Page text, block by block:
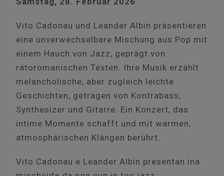
Vito Cadonau und Leander Albin präsentieren
eine unverwechselbare Mischung aus Pop mit
einem Hauch von Jazz, geprägt von
rätoromanischen Texten. Ihre Musik erzählt
melancholische, aber zugleich leichte
Geschichten, getragen von Kontrabass,
Synthesizer und Gitarre. Ein Konzert, das
intime Momente schafft und mit warmen,
atmosphärischen Klängen berührt.
Vito Cadonau e Leander Albin presentan ina